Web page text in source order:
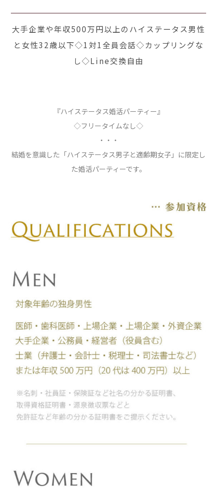
大手企業や年収500万円以上のハイステータス男性
と女性32歳以下◇1対1全員会話◇カップリングな
し◇Line交換自由
『ハイステータス婚活パーティー』
◇フリータイムなし◇
・・・
結婚を意識した「ハイステータス男子と適齢期女子」に限定し
た婚活パーティーです。